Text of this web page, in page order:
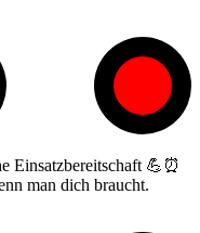
Einsatzbereitschaft 💪⏰
man dich braucht.